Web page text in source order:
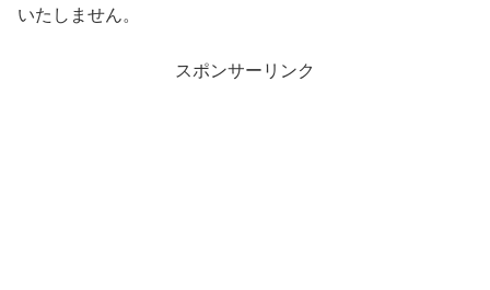
いたしません。
スポンサーリンク